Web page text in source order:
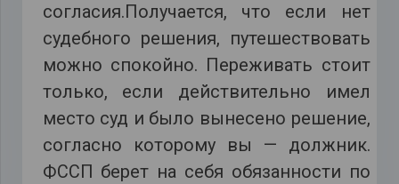
согласия.Получается, что если нет
судебного решения, путешествовать
можно спокойно. Переживать стоит
только, если действительно имел
место суд и было вынесено решение,
согласно которому вы — должник.
ФССП берет на себя обязанности по